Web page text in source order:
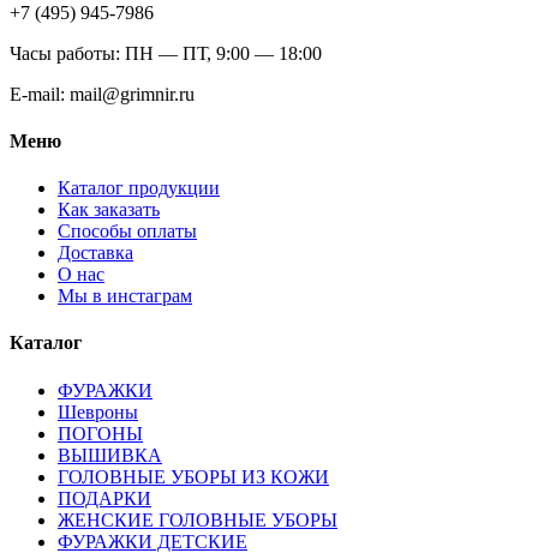
+7 (495) 945-7986
Часы работы: ПН — ПТ, 9:00 — 18:00
E-mail: mail@grimnir.ru
Меню
Каталог продукции
Как заказать
Способы оплаты
Доставка
О нас
Мы в инстаграм
Каталог
ФУРАЖКИ
Шевроны
ПОГОНЫ
ВЫШИВКА
ГОЛОВНЫЕ УБОРЫ ИЗ КОЖИ
ПОДАРКИ
ЖЕНСКИЕ ГОЛОВНЫЕ УБОРЫ
ФУРАЖКИ ДЕТСКИЕ